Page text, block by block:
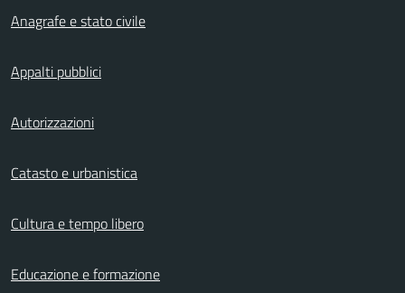
Anagrafe e stato civile
Appalti pubblici
Autorizzazioni
Catasto e urbanistica
Cultura e tempo libero
Educazione e formazione